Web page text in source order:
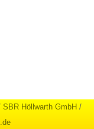
SBR Höllwarth GmbH /